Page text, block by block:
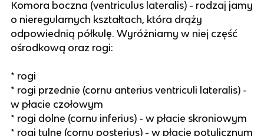
Komora boczna (ventriculus lateralis) - rodzaj jamy
o nieregularnych kształtach, która drąży
odpowiednią półkulę. Wyróżniamy w niej część
ośrodkową oraz rogi:
* rogi
* rogi przednie (cornu anterius ventriculi lateralis) -
w płacie czołowym
* rogi dolne (cornu inferius) - w płacie skroniowym
* rogi tylne (cornu posterius) - w płacie potylicznym